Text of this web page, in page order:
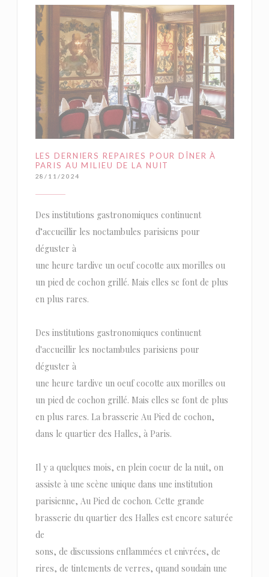
LES DERNIERS REPAIRES POUR DÎNER À
PARIS AU MILIEU DE LA NUIT
28/11/2024
Des institutions gastronomiques continuent
d’accueillir les noctambules parisiens pour
déguster à
une heure tardive un oeuf cocotte aux morilles ou
un pied de cochon grillé. Mais elles se font de plus
en plus rares.
Des institutions gastronomiques continuent
d'accueillir les noctambules parisiens pour
déguster à
une heure tardive un oeuf cocotte aux morilles ou
un pied de cochon grillé. Mais elles se font de plus
en plus rares. La brasserie Au Pied de cochon,
dans le quartier des Halles, à Paris.
Il y a quelques mois, en plein coeur de la nuit, on
assiste à une scène unique dans une institution
parisienne, Au Pied de cochon. Cette grande
brasserie du quartier des Halles est encore saturée
de
sons, de discussions enflammées et enivrées, de
rires, de tintements de verres, quand soudain une